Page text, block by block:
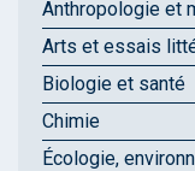
Anthropologie et
Arts et essais
Biologie et santé
Chimie
Écologie,